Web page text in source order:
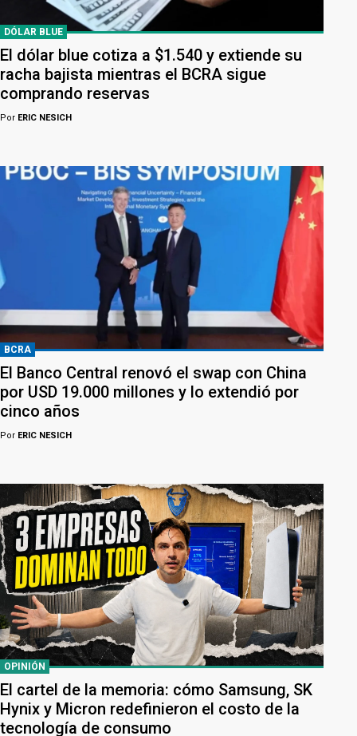
DÓLAR BLUE
El dólar blue cotiza a $1.540 y extiende su
racha bajista mientras el BCRA sigue
comprando reservas
Por ERIC NESICH
BCRA
El Banco Central renovó el swap con China
por USD 19.000 millones y lo extendió por
cinco años
Por ERIC NESICH
OPINIÓN
El cartel de la memoria: cómo Samsung, SK
Hynix y Micron redefinieron el costo de la
tecnología de consumo